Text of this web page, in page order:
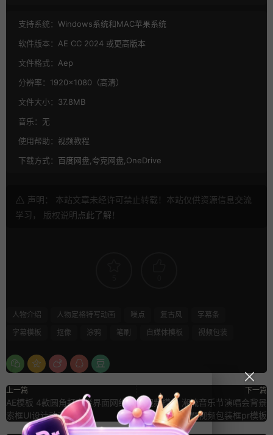
支持系统： Windows系统和MAC苹果系统
软件版本： AE CC 2024 或更高版本
文件格式： Aep
分辨率： 1920×1080（高清）
文件大小： 37.8MB
音乐： 无
使用帮助： 视频教程
下载方式： 百度网盘,夸克网盘,OneDrive
声明： 本站文章未经许可禁止转载！本站仅供资源信息交流
学习， 版权说明点此了解 ！
人物介绍 人物定格特写动画 噪点 复古风
字幕条
字幕模板
抠像 涂鸦 笔刷 自媒体模板 视频包装
上一篇
AE模板 4款圆角打字栏界面网络搜
索框UI设计动画
下一篇
Pr视频模板 潮流音乐节演唱会背景
屏幕滚动大标题视频包装框pr模板